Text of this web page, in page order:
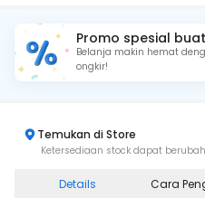
Promo spesial
Belanja makin hemat
ongkir!
Temukan di Store
Ketersediaan stock dapat
Details Cara